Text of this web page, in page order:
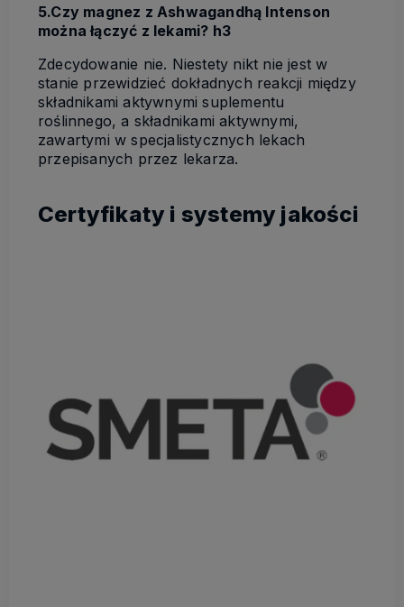
5.Czy magnez z Ashwagandhą Intenson
można łączyć z lekami? h3
Zdecydowanie nie. Niestety nikt nie jest w
stanie przewidzieć dokładnych reakcji między
składnikami aktywnymi suplementu
roślinnego, a składnikami aktywnymi,
zawartymi w specjalistycznych lekach
przepisanych przez lekarza.
Certyfikaty i systemy jakości